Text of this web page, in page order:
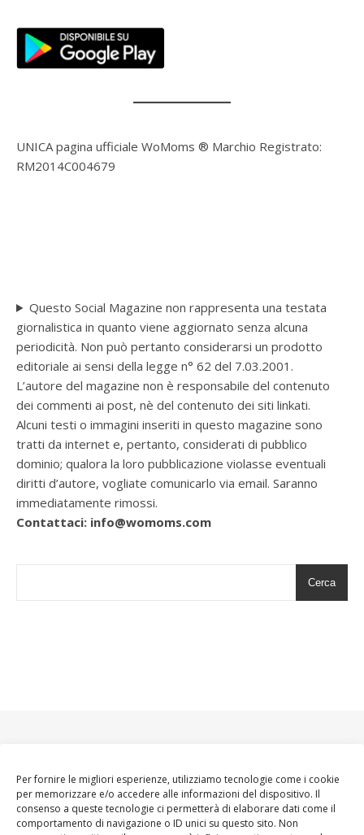
Per fornire le migliori esperienze, utilizziamo tecnologie come i cookie
per memorizzare e/o accedere alle informazioni del dispositivo. Il
consenso a queste tecnologie ci permetterà di elaborare dati come il
comportamento di navigazione o ID unici su questo sito. Non
UNICA pagina ufficiale WoMoms ® Marchio Registrato:
RM2014C004679
Questo Social Magazine non rappresenta una testata
giornalistica in quanto viene aggiornato senza alcuna
periodicità. Non può pertanto considerarsi un prodotto
editoriale ai sensi della legge n° 62 del 7.03.2001.
L’autore del magazine non è responsabile del contenuto
dei commenti ai post, nè del contenuto dei siti linkati.
Alcuni testi o immagini inseriti in questo magazine sono
tratti da internet e, pertanto, considerati di pubblico
dominio; qualora la loro pubblicazione violasse eventuali
diritti d’autore, vogliate comunicarlo via email. Saranno
immediatamente rimossi.
Contattaci: info@womoms.com
Cerca